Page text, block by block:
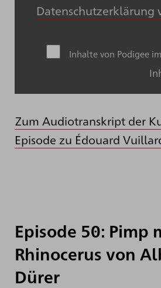
Datenschutzerklärung
Inhalte von Podigee
Zum Audiotranskript der
Episode zu Édouard
Episode 50: Pimp
Rhinocerus von
Dürer